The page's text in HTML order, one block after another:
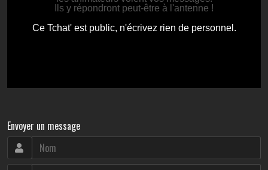
Envoyer un message